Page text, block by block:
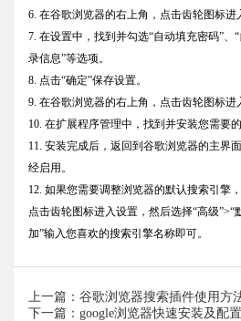
6. 在谷歌浏览器的右上角，点击齿轮图标进
7. 在设置中，找到并勾选“自动填充密码”、
录信息”等选项。
8. 点击“确定”保存设置。
9. 在谷歌浏览器的右上角，点击齿轮图标进
10. 在扩展程序管理中，找到并安装您需要的
11. 安装完成后，返回到谷歌浏览器的主界
经启用。
12. 如果您需要调整浏览器的默认搜索引擎
点击齿轮图标进入设置，然后选择“高级”>“
加”输入您喜欢的搜索引擎名称即可。
上一篇：谷歌浏览器搜索插件使用方
下一篇：google浏览器快速安装及配